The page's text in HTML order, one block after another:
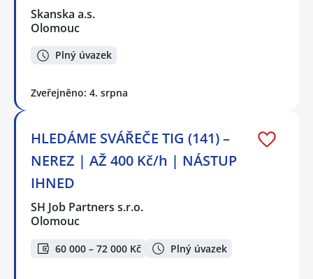
Skanska a.s.
Olomouc
Plný úvazek
Zveřejněno: 4. srpna
HLEDÁME SVÁŘEČE TIG (141) –
NEREZ | AŽ 400 Kč/h | NÁSTUP
IHNED
SH Job Partners s.r.o.
Olomouc
60 000 – 72 000 Kč Plný úvazek